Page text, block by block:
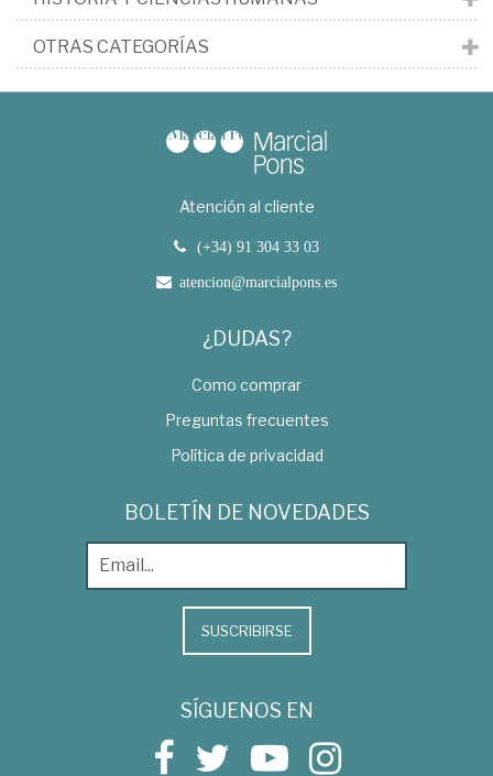
OTRAS CATEGORÍAS
Atención al cliente
(+34) 91 304 33 03
atencion@marcialpons.es
¿DUDAS?
Como comprar
Preguntas frecuentes
Política de privacidad
BOLETÍN DE NOVEDADES
SUSCRIBIRSE
SÍGUENOS EN